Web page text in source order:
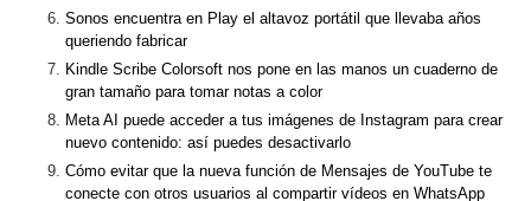
Sonos encuentra en Play el altavoz portátil que llevaba años
queriendo fabricar
Kindle Scribe Colorsoft nos pone en las manos un cuaderno de
gran tamaño para tomar notas a color
Meta AI puede acceder a tus imágenes de Instagram para crear
nuevo contenido: así puedes desactivarlo
Cómo evitar que la nueva función de Mensajes de YouTube te
conecte con otros usuarios al compartir vídeos en WhatsApp